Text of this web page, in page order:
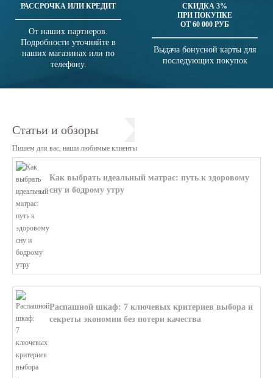
РАССРОЧКА ИЛИ КРЕДИТ
От наших партнеров.
Подробности уточняйте в
наших магазинах или по
телефону.
СКИДКА 3%
ПРИ ПОКУПКЕ
ОТ 60 000 РУБ
Выдача бонусной карты для
последующих покупок
Статьи и обзоры
Пишем для вас, наши любимые клиенты
Как выбрать идеальный матрас: путь к здоровому
сну и бодрому утру
Распашной шкаф: 7 ключевых критериев выбора и
секреты экономии без потери качества